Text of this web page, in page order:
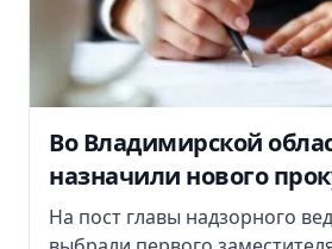
Во Владимирской
назначили нового
На пост главы надзорного